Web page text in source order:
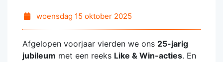
woensdag 15 oktober 2025
Afgelopen voorjaar vierden we ons 25-jarig
jubileum met een reeks Like & Win-acties. En